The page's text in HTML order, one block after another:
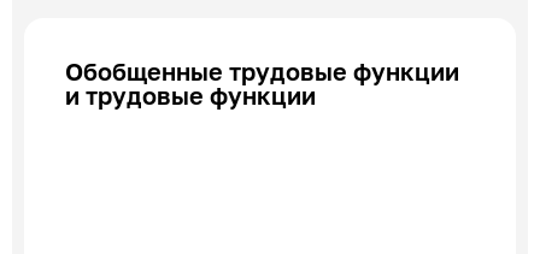
Обобщенные трудовые функции
и трудовые функции